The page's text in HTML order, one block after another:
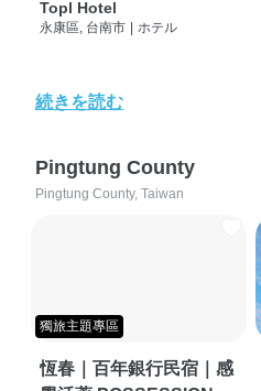
Topl Hotel
永康區, 台南市 | ホテル
続きを読む
Pingtung County
Pingtung County, Taiwan
獨旅主題專區
恆春｜百年銀行民宿｜感